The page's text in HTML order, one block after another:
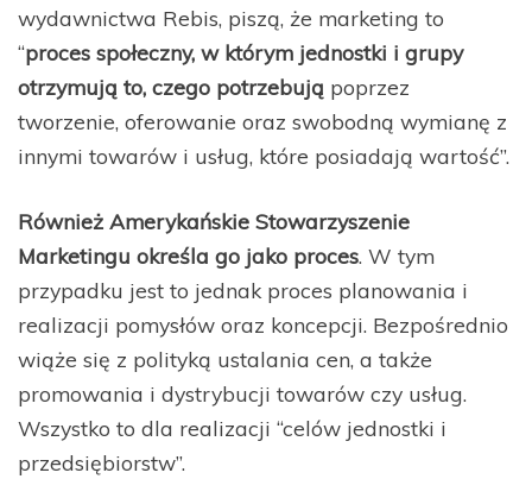
wydawnictwa Rebis, piszą, że marketing to
“proces społeczny, w którym jednostki i grupy
otrzymują to, czego potrzebują poprzez
tworzenie, oferowanie oraz swobodną wymianę z
innymi towarów i usług, które posiadają wartość”.
Również Amerykańskie Stowarzyszenie
Marketingu określa go jako proces. W tym
przypadku jest to jednak proces planowania i
realizacji pomysłów oraz koncepcji. Bezpośrednio
wiąże się z polityką ustalania cen, a także
promowania i dystrybucji towarów czy usług.
Wszystko to dla realizacji “celów jednostki i
przedsiębiorstw”.